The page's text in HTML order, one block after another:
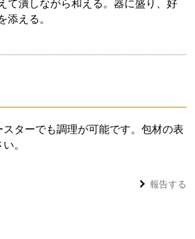
潰しながら和える。器に盛り、好
添える。
ターでも調理が可能です。包材の表
。
報告する